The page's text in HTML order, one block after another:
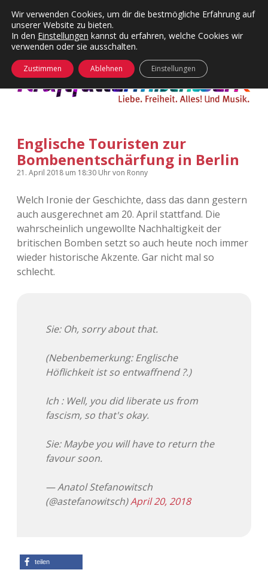
Kategorien
Menü
24 Hours Chilling
Die Wende
KFMW-Disco
kfmw.stuff
Kopfkinomusik
Nur mal so
Täglicher Sinnwahn
KFMW-Disco
Dates
Contact
Adventskalender
Adventskalender 2010
Adventskalender 2011
Adventskalender 2012
Adventskalender 2016
Adventskalender 2017
Adventskalender 2019
Adventskalender 2020
facebook
instagram
rss soundcloud
vimeoBluesky
öffnen
Englische Touristen zur
Bombenentschärfung in Berlin
21. April 2018 um 18:30 Uhrvon Ronny
Welch Ironie der Geschichte, dass das dann gestern
auch ausgerechnet am 20. April stattfand. Die
wahrscheinlich ungewollte Nachhaltigkeit der
britischen Bomben setzt so auch heute noch immer
wieder historische Akzente. Gar nicht mal so
schlecht.
Sie: Oh, sorry about that.
(Nebenbemerkung: Englische
Höflichkeit ist so entwaffnend ?.)
Ich : Well, you did liberate us from
fascism, so that's okay.
Sie: Maybe you will have to return the
favour soon.
— Anatol Stefanowitsch
(@astefanowitsch)April 20, 2018
teilen
Wir verwenden Cookies, um dir die bestmögliche Erfahrung auf
unserer Website zu bieten.
In den Einstellungen kannst du erfahren, welche Cookies wir
verwenden oder sie ausschalten.
Zustimmen Ablehnen Einstellungen